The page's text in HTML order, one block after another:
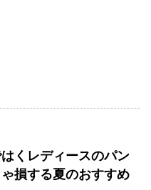
くレディースのパン
損する夏のおすすめ